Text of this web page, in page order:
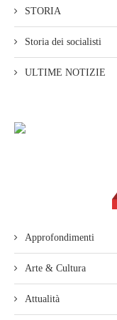
STORIA
Storia dei socialisti
ULTIME NOTIZIE
Approfondimenti
Arte & Cultura
Attualità